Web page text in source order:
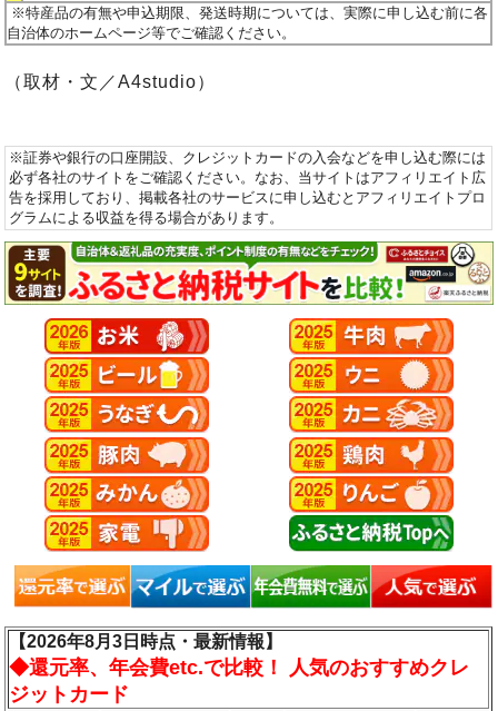
※特産品の有無や申込期限、発送時期については、実際に申し込む前に各
自治体のホームページ等でご確認ください。
（取材・文／A4studio）
※証券や銀行の口座開設、クレジットカードの入会などを申し込む際には
必ず各社のサイトをご確認ください。なお、当サイトはアフィリエイト広
告を採用しており、掲載各社のサービスに申し込むとアフィリエイトプロ
グラムによる収益を得る場合があります。
【2026年8月3日時点・最新情報】
◆還元率、年会費etc.で比較！ 人気のおすすめクレ
ジットカード